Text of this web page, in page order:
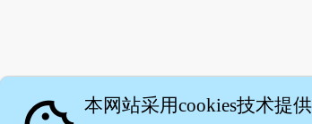
本网站采用cookies技术提